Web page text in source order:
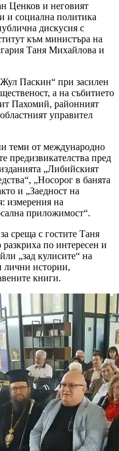
Ценков и неговият
и социална политика
дискусия с
към министъра на
Таня Михайлова и
Паскин“ при засилен
а на събитието
Пахомий, районният
управител
теми от международно
предизвикателства пред
„Либийският
„Носорог в банята
и „Заедност на
измерения на
приложимост“.
среща с гостите Таня
по интересен и
„зад кулисите“ на
лични истории,
книги.